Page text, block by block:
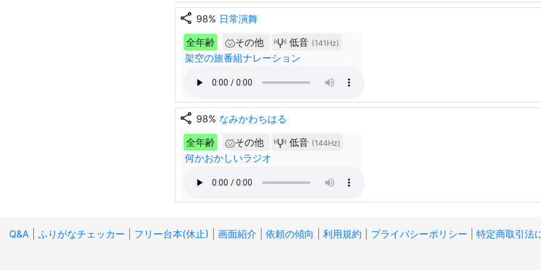
share 98% 日常演舞
全年齢
その他 低音 (141Hz)
架空の旅番組ナレーション
share 98% なみかわちはる
全年齢
その他 低音 (144Hz)
何かおかしいラジオ
Q&A ふりがなチェッカー フリー台本(休止) 画面紹介 依頼の傾向 利用規約 プライバシーポリシー 特定商取引法